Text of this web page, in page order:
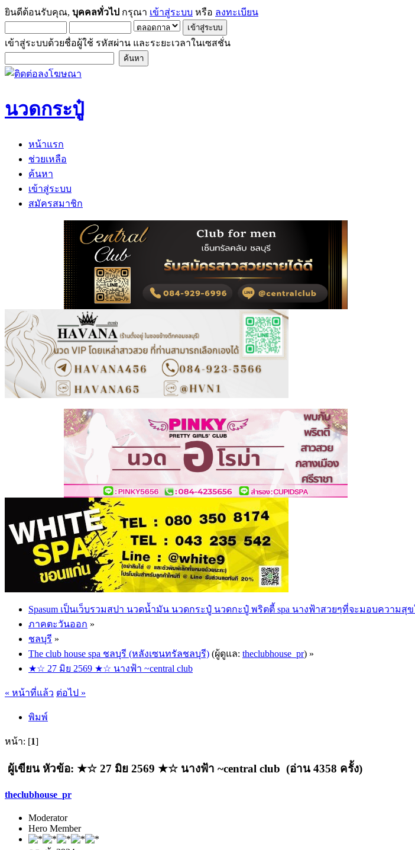
ยินดีต้อนรับคุณ, บุคคลทั่วไป กรุณา เข้าสู่ระบบ หรือ ลงทะเบียน
เข้าสู่ระบบด้วยชื่อผู้ใช้ รหัสผ่าน และระยะเวลาในเซสชั่น
นวดกระปู๋
หน้าแรก
ช่วยเหลือ
ค้นหา
เข้าสู่ระบบ
สมัครสมาชิก
Spasum เป็นเว็บรวมสปา นวดน้ำมัน นวดกระปู๋ นวดกะปู๋ พริตตี้ spa นางฟ้าสวยๆที่จะมอบความ
ภาคตะวันออก »
ชลบุรี »
The club house spa ชลบุรี (หลังเซนทรัลชลบุรี) (ผู้ดูแล: theclubhouse_pr) »
★☆ 27 มิย 2569 ★☆ นางฟ้า ~central club
« หน้าที่แล้ว ต่อไป »
พิมพ์
หน้า: [1]
ผู้เขียน หัวข้อ: ★☆ 27 มิย 2569 ★☆ นางฟ้า ~central club (อ่าน 4358 ครั้ง)
theclubhouse_pr
Moderator
Hero Member